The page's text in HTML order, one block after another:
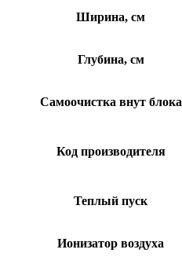
Ширина, см
Глубина, см
Самоочистка внут блока
Код производителя
Теплый пуск
Ионизатор воздуха